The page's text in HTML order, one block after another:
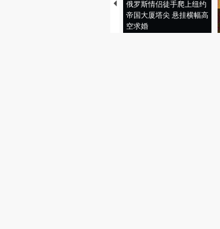
俄罗斯情侣徒手爬上纽约
帝国大厦塔尖 悬挂横幅高
空求婚